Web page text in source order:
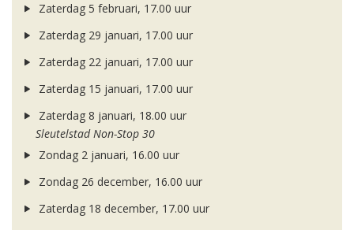
Zaterdag 5 februari, 17.00 uur
Zaterdag 29 januari, 17.00 uur
Zaterdag 22 januari, 17.00 uur
Zaterdag 15 januari, 17.00 uur
Zaterdag 8 januari, 18.00 uur
Sleutelstad Non-Stop 30
Zondag 2 januari, 16.00 uur
Zondag 26 december, 16.00 uur
Zaterdag 18 december, 17.00 uur